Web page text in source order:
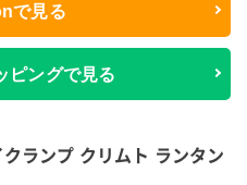
で見る
ピングで見る
ランプ クリムト ランタン